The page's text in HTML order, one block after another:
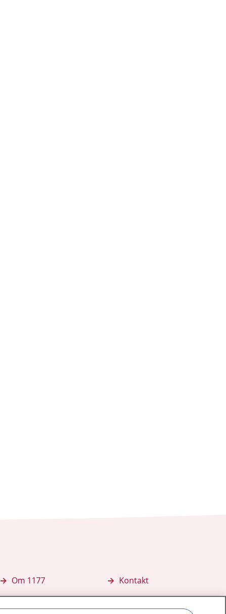
Om 1177
Kontakt